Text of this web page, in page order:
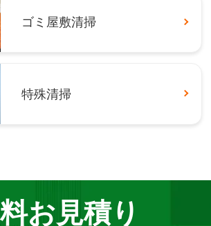
ゴミ屋敷清掃
特殊清掃
お見積り